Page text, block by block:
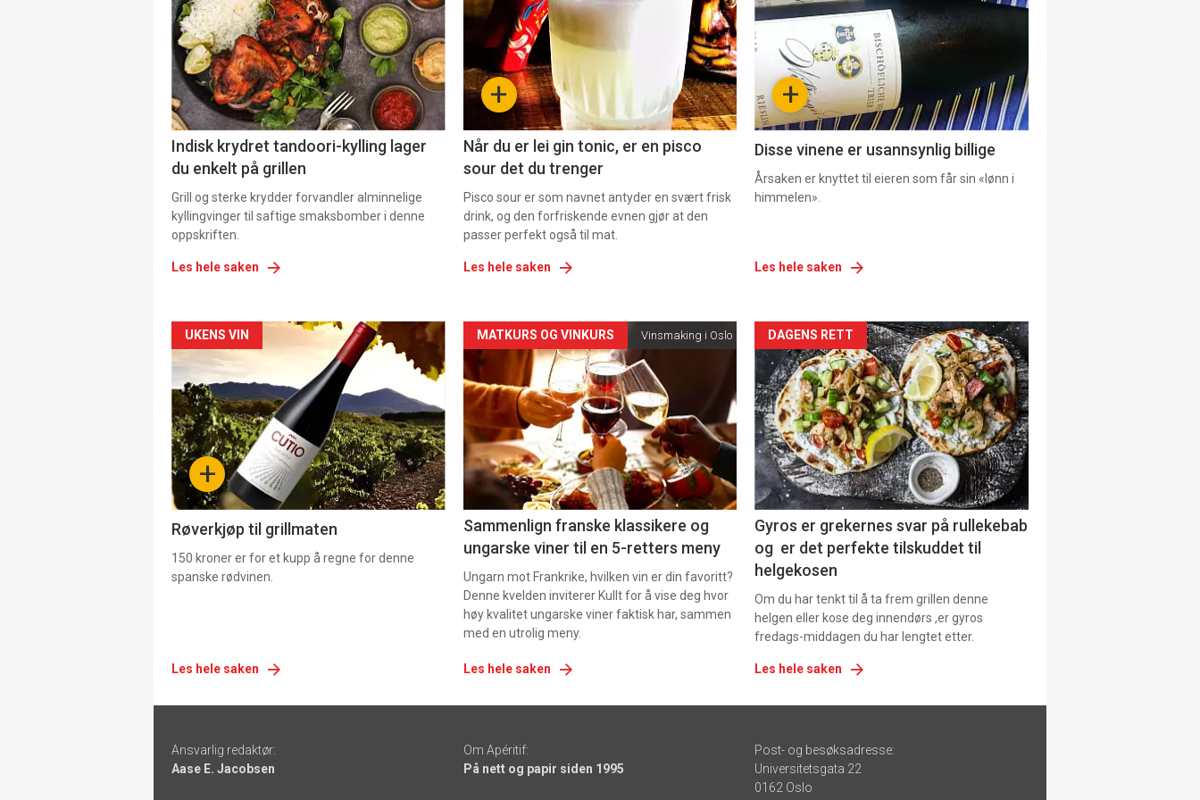
Indisk krydret tandoori-kylling lager
du enkelt på grillen
Grill og sterke krydder forvandler alminnelige
kyllingvinger til saftige smaksbomber i denne
oppskriften.
Les hele saken
nå
-
+
Når du er lei gin tonic, er en pisco
sour det du trenger
Pisco sour er som navnet antyder en svært frisk
drink, og den forfriskende evnen gjør at den
passer perfekt også til mat.
Les hele saken
nå
3 +
Disse vinene er usannsynlig billige
Årsaken er knyttet til eieren som får sin «lønn i
himmelen».
Les hele saken
Forsiden
akkurat
nå
-
4 +
UKENS VIN
Røverkjøp til grillmaten
150 kroner er for et kupp å regne for denne
spanske rødvinen.
Les hele saken
Forsiden
akkurat
nå
-
5
MATKURS OG VINKURS Vinsmaking i Oslo
Sammenlign franske klassikere og
ungarske viner til en 5-retters meny
Ungarn mot Frankrike, hvilken vin er din favoritt?
Denne kvelden inviterer Kullt for å vise deg hvor
høy kvalitet ungarske viner faktisk har, sammen
med en utrolig meny.
Les hele saken
Forsiden
akkurat
nå
-
6
DAGENS RETT
Gyros er grekernes svar på rullekebab
og er det perfekte tilskuddet til
helgekosen
Om du har tenkt til å ta frem grillen denne
helgen eller kose deg innendørs ,er gyros
fredags-middagen du har lengtet etter.
Les hele saken
-
Ansvarlig redaktør:
Aase E. Jacobsen
Om Apéritif:
På nett og papir siden 1995
Post- og besøksadresse:
Universitetsgata 22
0162 Oslo